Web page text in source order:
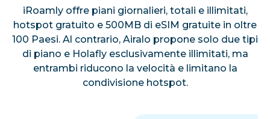
iRoamly offre piani giornalieri, totali e illimitati,
hotspot gratuito e 500MB di eSIM gratuite in oltre
100 Paesi. Al contrario, Airalo propone solo due tipi
di piano e Holafly esclusivamente illimitati, ma
entrambi riducono la velocità e limitano la
condivisione hotspot.